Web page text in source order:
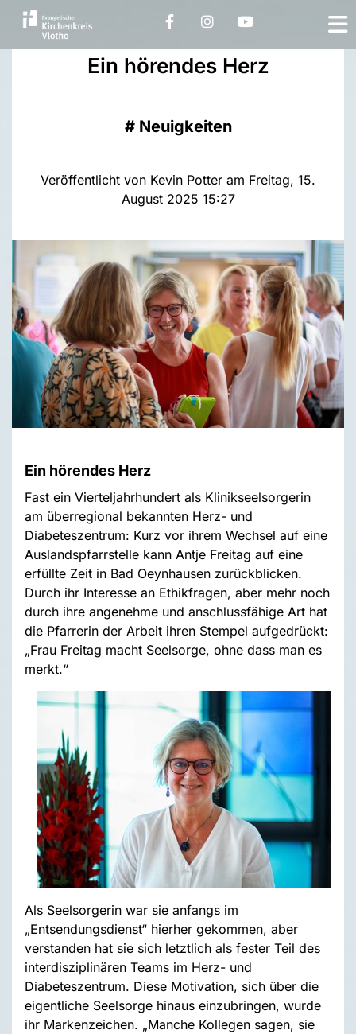
Ein hörendes Herz
# Neuigkeiten
Veröffentlicht von Kevin Potter am Freitag, 15.
August 2025 15:27
Ein hörendes Herz
Fast ein Vierteljahrhundert als Klinikseelsorgerin
am überregional bekannten Herz- und
Diabeteszentrum: Kurz vor ihrem Wechsel auf eine
Auslandspfarrstelle kann Antje Freitag auf eine
erfüllte Zeit in Bad Oeynhausen zurückblicken.
Durch ihr Interesse an Ethikfragen, aber mehr noch
durch ihre angenehme und anschlussfähige Art hat
die Pfarrerin der Arbeit ihren Stempel aufgedrückt:
„Frau Freitag macht Seelsorge, ohne dass man es
merkt.“
Als Seelsorgerin war sie anfangs im
„Entsendungsdienst“ hierher gekommen, aber
verstanden hat sie sich letztlich als fester Teil des
interdisziplinären Teams im Herz- und
Diabeteszentrum. Diese Motivation, sich über die
eigentliche Seelsorge hinaus einzubringen, wurde
ihr Markenzeichen. „Manche Kollegen sagen, sie